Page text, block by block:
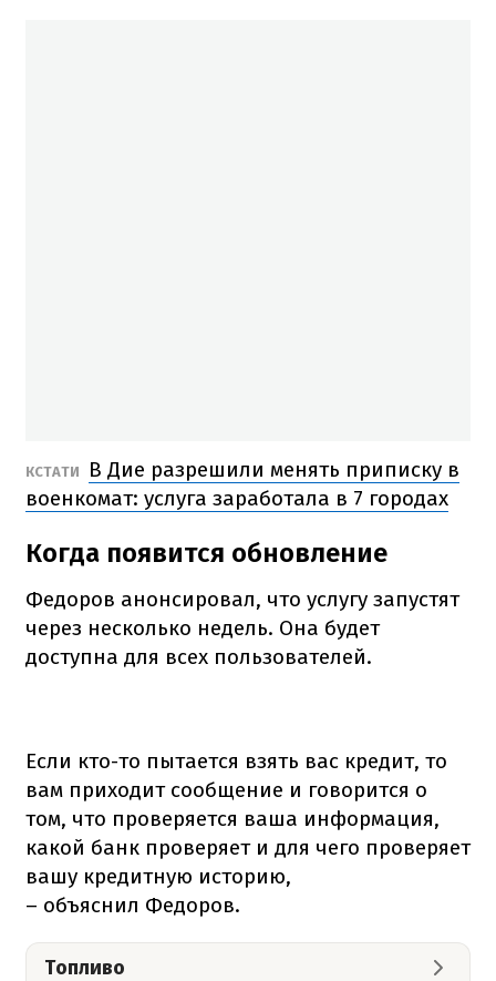
КСТАТИ
В Дие разрешили менять приписку в
военкомат: услуга заработала в 7 городах
Когда появится обновление
Федоров анонсировал, что услугу запустят
через несколько недель. Она будет
доступна для всех пользователей.
Если кто-то пытается взять вас кредит, то
вам приходит сообщение и говорится о
том, что проверяется ваша информация,
какой банк проверяет и для чего проверяет
вашу кредитную историю,
– объяснил Федоров.
Топливо